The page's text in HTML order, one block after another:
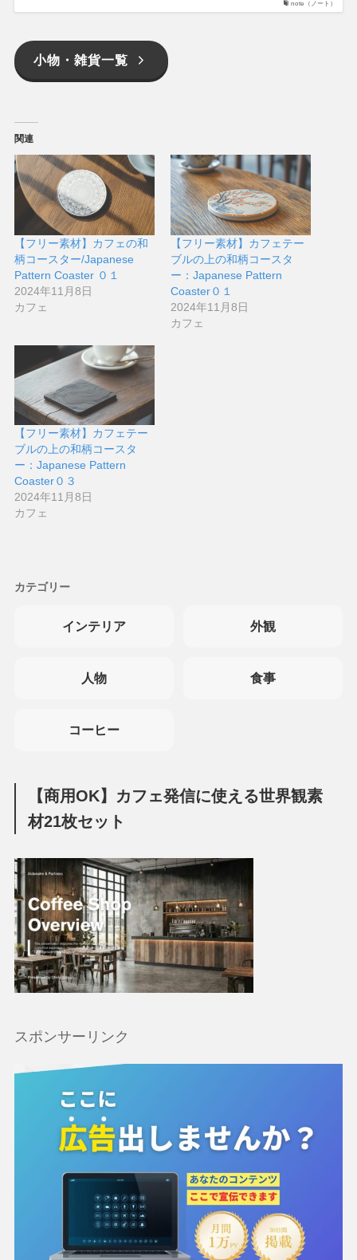
note（ノート）
小物・雑貨一覧
関連
【フリー素材】カフェの和
柄コースター/Japanese
Pattern Coaster ０１
2024年11月8日
カフェ
【フリー素材】カフェテー
ブルの上の和柄コースタ
ー：Japanese Pattern
Coaster０１
2024年11月8日
カフェ
【フリー素材】カフェテー
ブルの上の和柄コースタ
ー：Japanese Pattern
Coaster０３
2024年11月8日
カフェ
カテゴリー
インテリア 外観
人物 食事
コーヒー
【商用OK】カフェ発信に使える世界観素
材21枚セット
スポンサーリンク